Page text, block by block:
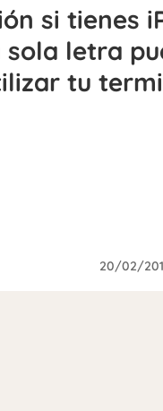
si tienes
sola letra
tu
20/02/